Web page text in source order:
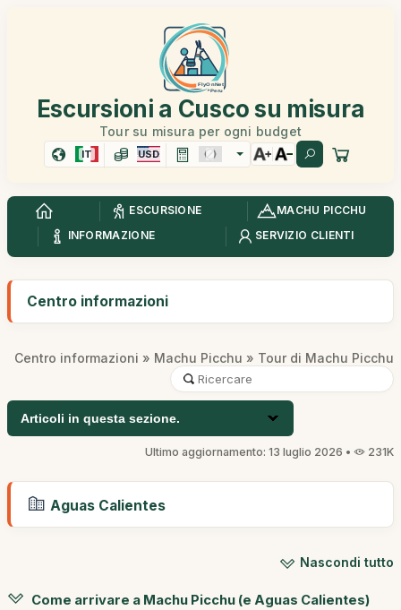
Escursioni a Cusco su misura
Tour su misura per ogni budget
IT USD
ESCURSIONE
MACHU PICCHU
INFORMAZIONE
SERVIZIO CLIENTI
Centro informazioni
Centro informazioni » Machu Picchu » Tour di Machu Picchu
Articoli in questa sezione.
Ultimo aggiornamento: 13 luglio 2026 • 231K
Aguas Calientes
Nascondi tutto
Come arrivare a Machu Picchu (e Aguas Calientes)